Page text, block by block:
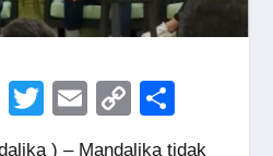
M
e
T
wi
E
m
C
o
h
) – Mandalika tidak